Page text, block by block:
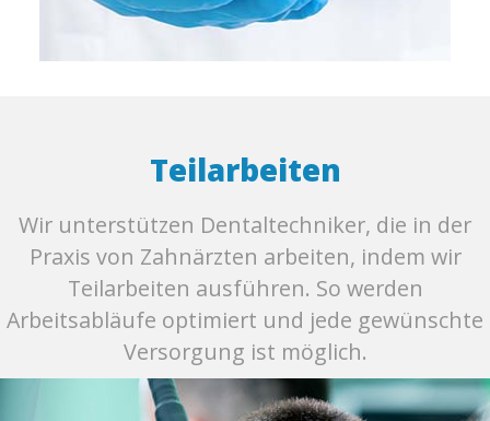
Teilarbeiten
Wir unterstützen Dentaltechniker, die in der
Praxis von Zahnärzten arbeiten, indem wir
Teilarbeiten ausführen. So werden
Arbeitsabläufe optimiert und jede gewünschte
Versorgung ist möglich.